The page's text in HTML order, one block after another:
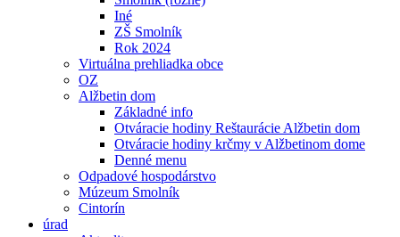
Iné
ZŠ Smolník
Rok 2024
Virtuálna prehliadka obce
OZ
Alžbetin dom
Základné info
Otváracie hodiny Reštaurácie Alžbetin dom
Otváracie hodiny krčmy v Alžbetinom dome
Denné menu
Odpadové hospodárstvo
Múzeum Smolník
Cintorín
úrad